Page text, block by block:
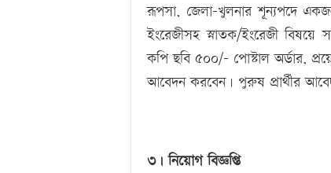
রূপসা, জেলা-খুলনার শূন্যপদে
ইংরেজীসহ স্নাতক/ইংরেজী বিষয়ে
কপি ছবি ৫০০/- পোস্টাল অর্ডার,
আবেদন করবেন। পুরুষ প্রার্থীর
৩। নিয়োগ বিজ্ঞপ্তি